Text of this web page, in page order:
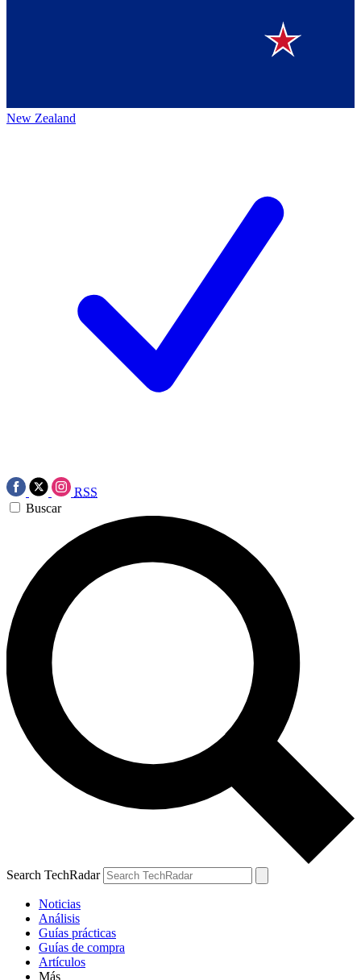
New Zealand
RSS
Buscar
Search TechRadar
Noticias
Análisis
Guías prácticas
Guías de compra
Artículos
Más